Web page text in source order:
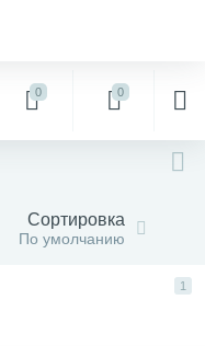
0 0
Сортировка
По умолчанию
1